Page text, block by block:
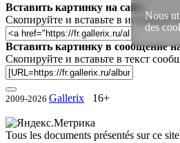
Вставить картинку на сайт:
Скопируйте и вставьте в исходный
Вставить картинку в сообщение
Скопируйте и вставьте в текст
2009-2026 Gallerix 16+
Tous les documents présentés sur ce
Nous
des